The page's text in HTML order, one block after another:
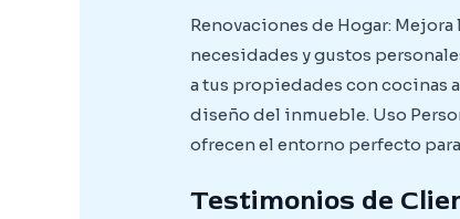
Renovaciones de Hogar:
necesidades y gustos
a tus propiedades con cocinas
diseño del inmueble. Uso
ofrecen el entorno perfecto
Testimonios de